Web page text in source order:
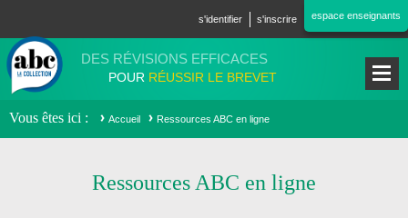
s'identifier s'inscrire espace enseignants
DES RÉVISIONS EFFICACES
POUR RÉUSSIR LE BREVET
Vous êtes ici Accueil Ressources ABC en ligne
Ressources ABC en ligne